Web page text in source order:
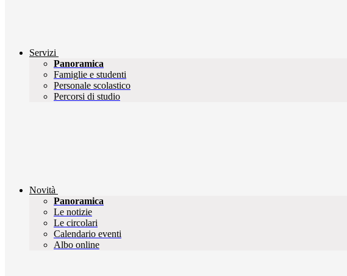
Servizi
Panoramica
Famiglie e studenti
Personale scolastico
Percorsi di studio
Novità
Panoramica
Le notizie
Le circolari
Calendario eventi
Albo online